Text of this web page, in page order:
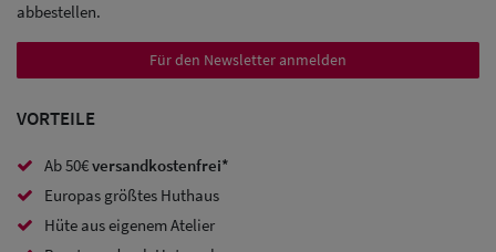
Sale: Army
Sale:
Sale: Caps
abbestellen.
Für den Newsletter anmelden
VORTEILE
Ab 50€versandkostenfrei*
Europas größtes Huthaus
Hüte aus eigenem Atelier